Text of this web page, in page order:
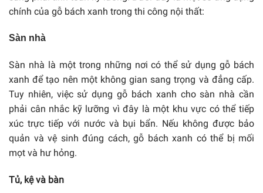
chính của gỗ bách xanh trong thi công nội thất:
Sàn nhà
Sàn nhà là một trong những nơi có thể sử dụng gỗ bách
xanh để tạo nên một không gian sang trọng và đẳng cấp.
Tuy nhiên, việc sử dụng gỗ bách xanh cho sàn nhà cần
phải cân nhắc kỹ lưỡng vì đây là một khu vực có thể tiếp
xúc trực tiếp với nước và bụi bẩn. Nếu không được bảo
quản và vệ sinh đúng cách, gỗ bách xanh có thể bị mối
mọt và hư hỏng.
Tủ, kệ và bàn